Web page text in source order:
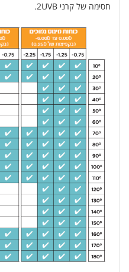
חסימה של קרני 2UVB.